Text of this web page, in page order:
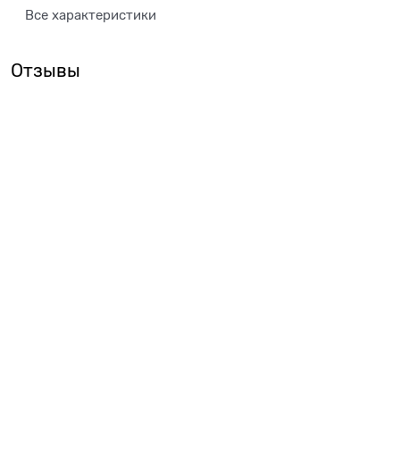
Все характеристики
Отзывы